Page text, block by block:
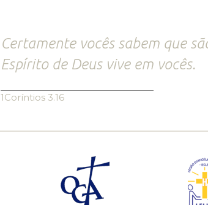
Certamente vocês sabem que
Espírito de Deus vive em vocês.
1Coríntios 3.16